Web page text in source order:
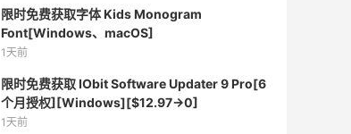
限时免费获取字体 Kids Monogram
Font[Windows、macOS]
1天前
限时免费获取 IObit Software Updater 9 Pro[6
个月授权][Windows][$12.97→0]
1天前